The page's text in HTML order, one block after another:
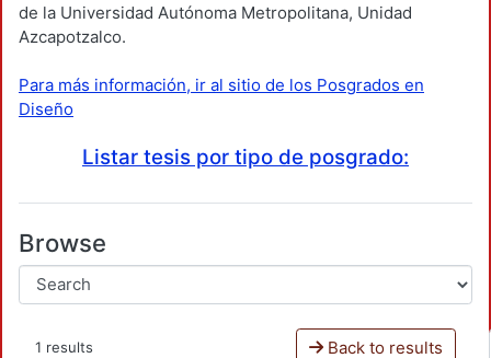
de la Universidad Autónoma Metropolitana, Unidad
Azcapotzalco.
Para más información, ir al sitio de los Posgrados en
Diseño
Listar tesis por tipo de posgrado:
Browse
1 results Back to results